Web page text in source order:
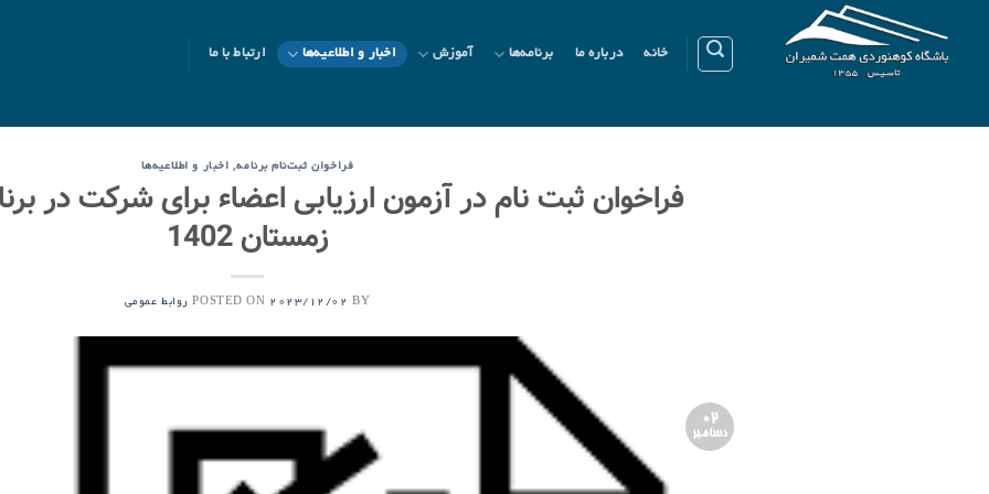
content
خانه درباره ما برنامه‌ها آموزش اخبار و اطلاعیه‌ها ارتباط با ما
فراخوان ثبت‌نام برنامه, اخبار و اطلاعیه‌ها
زمستان 1402
POSTED ON 2023/12/02 BY روابط عمومی
02
دسامبر